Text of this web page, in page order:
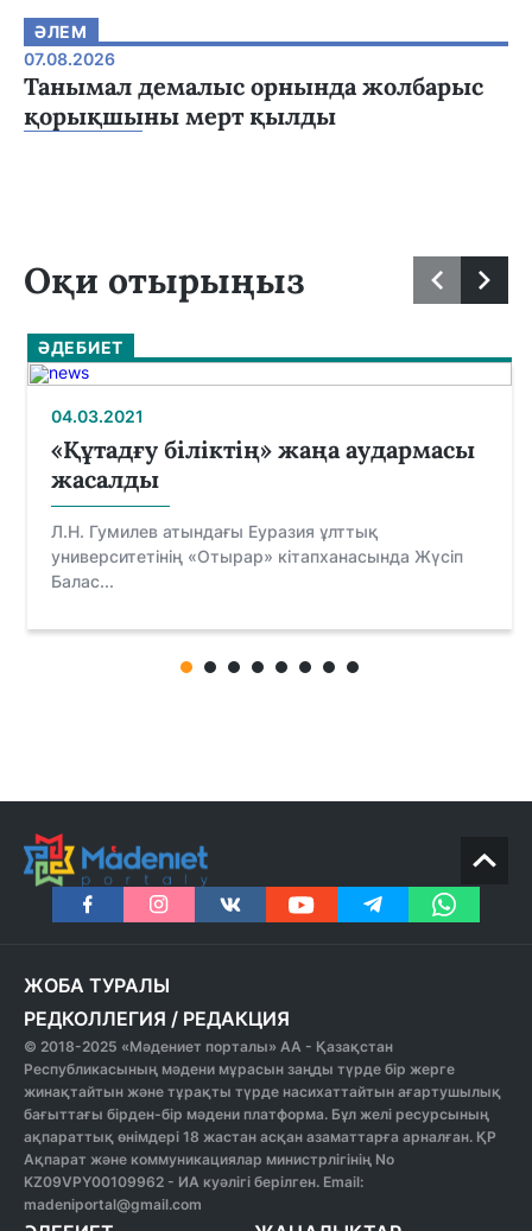
ӘЛЕМ
07.08.2026
Танымал демалыс орнында жолбарыс
қорықшыны мерт қылды
Оқи отырыңыз
ӘДЕБИЕТ
04.03.2021
«Құтадғу біліктің» жаңа аудармасы
жасалды
Л.Н. Гумилев атындағы Еуразия ұлттық
университетінің «Отырар» кітапханасында Жүсіп
Балас...
ЖОБА ТУРАЛЫ
РЕДКОЛЛЕГИЯ / РЕДАКЦИЯ
© 2018-2025 «Мәдениет порталы» АА - Қазақстан
Республикасының мәдени мұрасын заңды түрде бір жерге
жинақтайтын және тұрақты түрде насихаттайтын ағартушылық
бағыттағы бірден-бір мәдени платформа. Бұл желі ресурсының
ақпараттық өнімдері 18 жастан асқан азаматтарға арналған. ҚР
Ақпарат және коммуникациялар министрлігінің No
KZ09VPY00109962 - ИА куәлігі берілген. Email:
madeniportal@gmail.com